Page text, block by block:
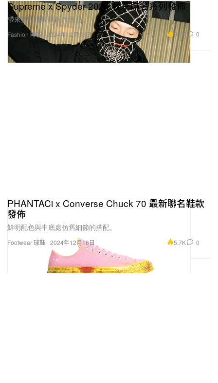
Fashion 時裝
Supreme x Spyder 2024 秋季聯名系列發佈
帶來豐富服裝與配件新品。
2024年12月16日 9.3K 0
Footwear 球鞋
PHANTACi x Converse Chuck 70 最新聯名鞋款
發佈
鮮明配色與中底處仿舊細節的搭配。
2024年12月16日 5.7K 0